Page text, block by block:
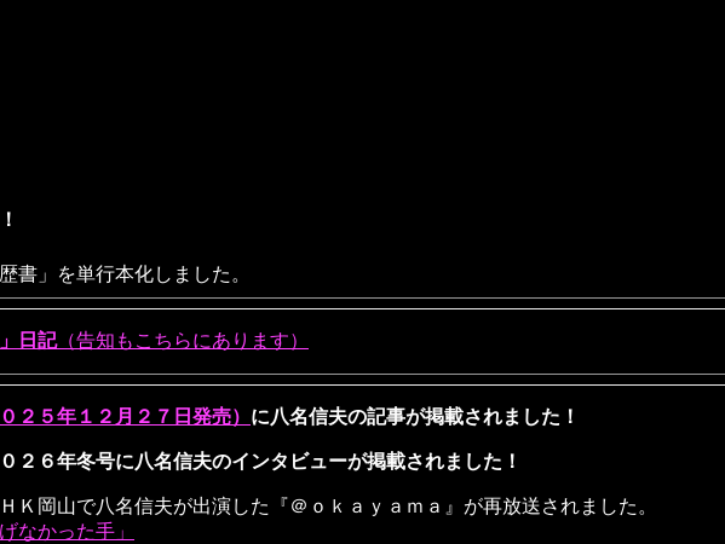
書」を単行本化しました。
日記（告知もこちらにあります）
２５年１２月２７日発売） に八名信夫の記事が掲載されました！
２６年冬号に八名信夫のインタビューが掲載されました！
Ｋ岡山で八名信夫が出演した『＠ｏｋａｙａｍａ』が再放送されました。
なかった手」